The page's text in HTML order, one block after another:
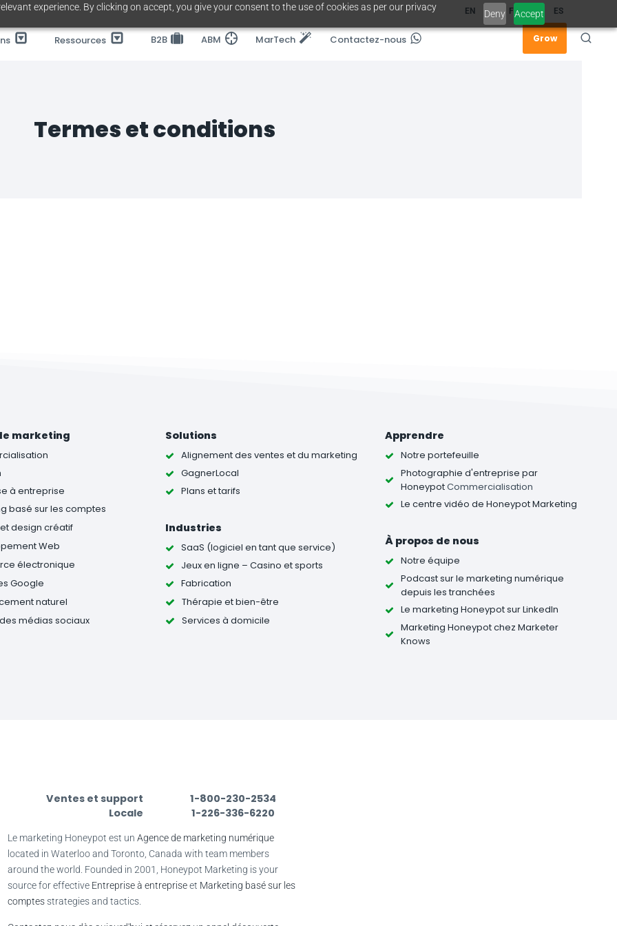
experience. By clicking on accept, you give your consent to the use of cookies as per our privacy
Deny Accept
EN FR ES
Ressources B2B ABM MarTech Contactez-nous Grow
Termes et conditions
marketing
à entreprise
basé sur les comptes
design créatif
Web
électronique
Google
naturel
médias sociaux
Solutions
Alignement des ventes et du marketing
GagnerLocal
Plans et tarifs
Industries
SaaS (logiciel en tant que service)
Jeux en ligne – Casino et sports
Fabrication
Thérapie et bien-être
Services à domicile
Apprendre
Notre portefeuille
Photographie d'entreprise par
HoneypotCommercialisation
Le centre vidéo de Honeypot Marketing
À propos de nous
Notre équipe
Podcast sur le marketing numérique
depuis les tranchées
Le marketing Honeypot sur LinkedIn
Marketing Honeypot chez Marketer
Knows
Ventes et support
1-800-230-2534
Locale
1-226-336-6220
Le marketing Honeypot est un Agence de marketing numérique
located in Waterloo and Toronto, Canada with team members
around the world. Founded in 2001, Honeypot Marketing is your
source for effective Entreprise à entrepriseet Marketing basé sur les
comptesstrategies and tactics.